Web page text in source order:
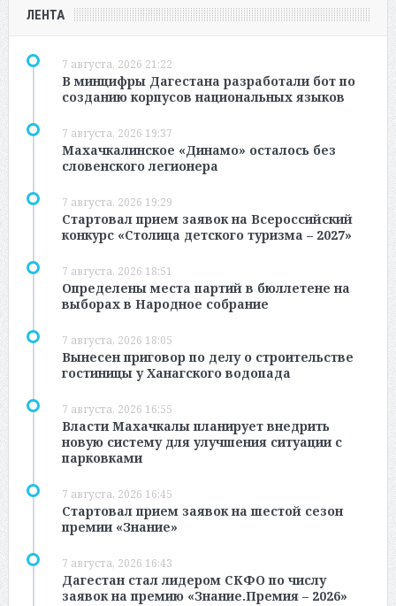
ЛЕНТА
7 августа, 2026 21:22
В минцифры Дагестана разработали бот по
созданию корпусов национальных языков
7 августа, 2026 19:37
Махачкалинское «Динамо» осталось без
словенского легионера
7 августа, 2026 19:29
Стартовал прием заявок на Всероссийский
конкурс «Столица детского туризма – 2027»
7 августа, 2026 18:51
Определены места партий в бюллетене на
выборах в Народное собрание
7 августа, 2026 18:05
Вынесен приговор по делу о строительстве
гостиницы у Ханагского водопада
7 августа, 2026 16:55
Власти Махачкалы планирует внедрить
новую систему для улучшения ситуации с
парковками
7 августа, 2026 16:45
Стартовал прием заявок на шестой сезон
премии «Знание»
7 августа, 2026 16:43
Дагестан стал лидером СКФО по числу
заявок на премию «Знание.Премия – 2026»